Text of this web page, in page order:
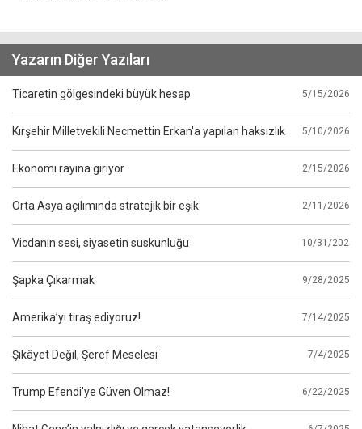
Yazarın Diğer Yazıları
Ticaretin gölgesindeki büyük hesap 5/15/2026
Kırşehir Milletvekili Necmettin Erkan'a yapılan haksızlık 5/10/2026
Ekonomi rayına giriyor 2/15/2026
Orta Asya açılımında stratejik bir eşik 2/11/2026
Vicdanın sesi, siyasetin suskunluğu 10/31/2025
Şapka Çıkarmak 9/28/2025
Amerika’yı tıraş ediyoruz! 7/14/2025
Şikâyet Değil, Şeref Meselesi 7/4/2025
Trump Efendi’ye Güven Olmaz! 6/22/2025